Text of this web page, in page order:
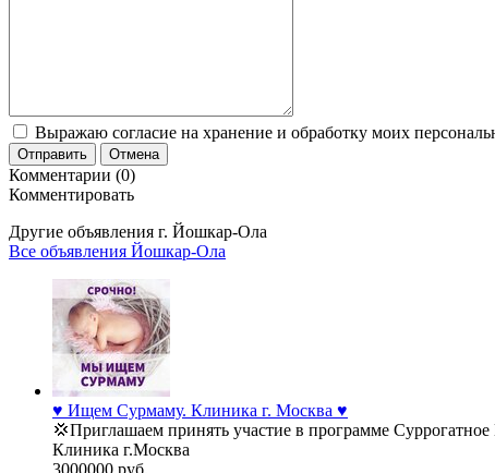
Выражаю согласие на хранение и обработку моих
Отправить Отмена
Комментарии (0)
Комментировать
Другие объявления г. Йошкар-Ола
Все объявления Йошкар-Ола
♥️ Ищем Сурмаму. Клиника г. Москва ♥️
💢Приглашаем принять участие в программе
Клиника г.Москва
3000000 руб.